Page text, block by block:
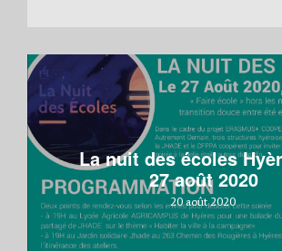
La nuit des écoles
27 août 2020
20 août 2020